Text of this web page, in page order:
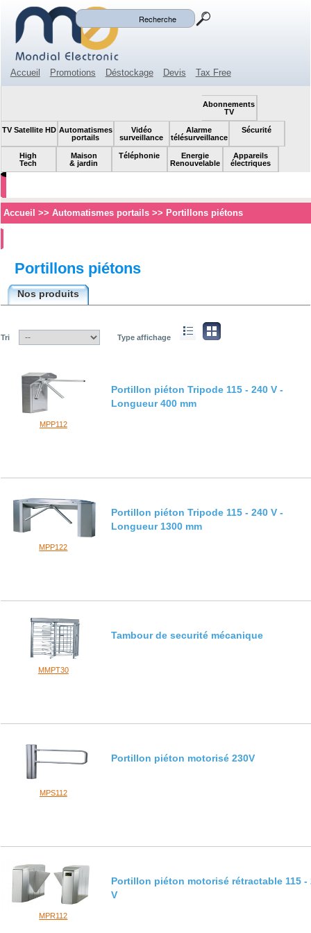
Mon compte
Accueil Promotions Déstockage Devis
Tax Free
Abonnements
TV
TV Satellite HD Automatismes
portails
Vidéo
surveillance
Alarme
télésurveillance
Sécurité
High
Tech
Maison
& jardin
Téléphonie
Energie
Renouvelable
Appareils
électriques
Accueil >> Automatismes portails>> Portillons piétons
Portillons piétons
Nos produits
Tri Type affichage
MPP112
Portillon piéton Tripode 115 - 240 V -
Longueur 400 mm
MPP122
Portillon piéton Tripode 115 - 240 V -
Longueur 1300 mm
MMPT30
Tambour de securité mécanique
MPS112
Portillon piéton motorisé 230V
MPR112
Portillon piéton motorisé rétractable 115 -
V